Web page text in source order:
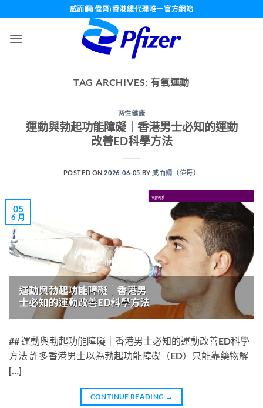
content
威而鋼(偉哥)香港總代理唯一官方網站
TAG ARCHIVES: 有氧運動
两性健康
運動與勃起功能障礙｜香港男士必知的運動
改善ED科學方法
POSTED ON2026-06-05 BY 威而鋼（偉哥）
05
6 月
## 運動與勃起功能障礙｜香港男士必知的運動改善ED科學
方法 許多香港男士以為勃起功能障礙（ED）只能靠藥物解
[…]
CONTINUE READING →